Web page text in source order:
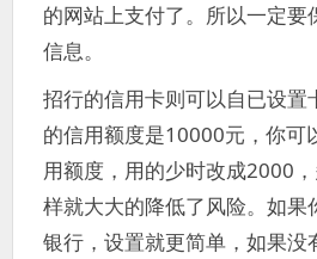
的网站上支付了。所以一定要
信息。
招行的信用卡则可以自已设置
的信用额度是10000元，你可
用额度，用的少时改成2000
样就大大的降低了风险。如果
银行，设置就更简单，如果没